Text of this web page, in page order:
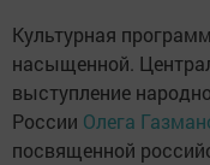
Культурная
насыщенной.
выступление
России Олега
посвященной